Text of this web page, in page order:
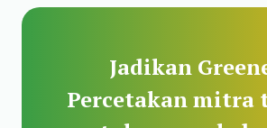
Jadikan
Percetakan mitra